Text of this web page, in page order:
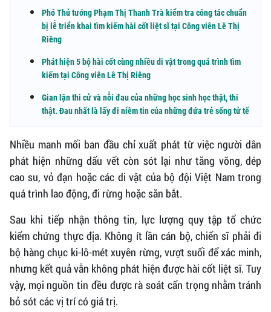
Phó Thủ tướng Phạm Thị Thanh Trà kiểm tra công tác chuẩn
bị lễ triển khai tìm kiếm hài cốt liệt sĩ tại Công viên Lê Thị
Riêng
Phát hiện 5 bộ hài cốt cùng nhiều di vật trong quá trình tìm
kiếm tại Công viên Lê Thị Riêng
Gian lận thi cử và nỗi đau của những học sinh học thật, thi
thật. Đau nhất là lấy đi niềm tin của những đứa trẻ sống tử tế
Nhiều manh mối ban đầu chỉ xuất phát từ việc người dân
phát hiện những dấu vết còn sót lại như tăng võng, dép
cao su, vỏ đạn hoặc các di vật của bộ đội Việt Nam trong
quá trình lao động, đi rừng hoặc săn bắt.
Sau khi tiếp nhận thông tin, lực lượng quy tập tổ chức
kiểm chứng thực địa. Không ít lần cán bộ, chiến sĩ phải đi
bộ hàng chục ki-lô-mét xuyên rừng, vượt suối để xác minh,
nhưng kết quả vẫn không phát hiện được hài cốt liệt sĩ. Tuy
vậy, mọi nguồn tin đều được rà soát cẩn trọng nhằm tránh
bỏ sót các vị trí có giá trị.